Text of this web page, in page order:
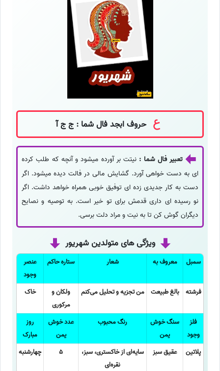
حروف ابجد فال شما : ج ج آ
تعبیر فال شما : نیتت بر آورده میشود و آنچه که طلب کرده
ای به دست خواهی آورد. گشایش مالی در فالت دیده میشود. اگر
دست به کار جدیدی زده ای توفیق خوبی همراه خواهد داشت. اگر
نو رسیده ای داری قدمش برای تو خیر است. به توصیه و نصایح
دیگران گوش کن تا به نیت و مراد دلت برسی.
ویژگی های متولدین شهریور
سمبل معروف به شعار ستاره حاکم
عنصر
وجود
فرشته
بالغ طبیعت من تجزیه و تحلیل می‌کنم
ولکان و
مرکوری
خاک
فلز
وجود
سنگ خوش
یمن
رنگ محبوب
عدد خوش
یمن
روز
مبارک
پلاتین
عقیق سبز
سایه‌ای از خاکستری، سبز،
نقره‌ای
5 چهارشنبه